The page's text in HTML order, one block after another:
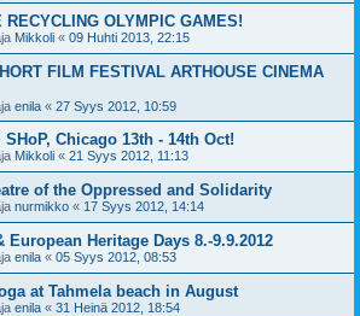
RECYCLING OLYMPIC GAMES!
Mikkoli « 09 Huhti 2013, 22:15
FILM FESTIVAL ARTHOUSE CINEMA
enila « 27 Syys 2012, 10:59
SHoP, Chicago 13th - 14th Oct!
Mikkoli « 21 Syys 2012, 11:13
of the Oppressed and Solidarity
nurmikko « 17 Syys 2012, 14:14
European Heritage Days 8.-9.9.2012
enila « 05 Syys 2012, 08:53
at Tahmela beach in August
enila « 31 Heinä 2012, 18:54